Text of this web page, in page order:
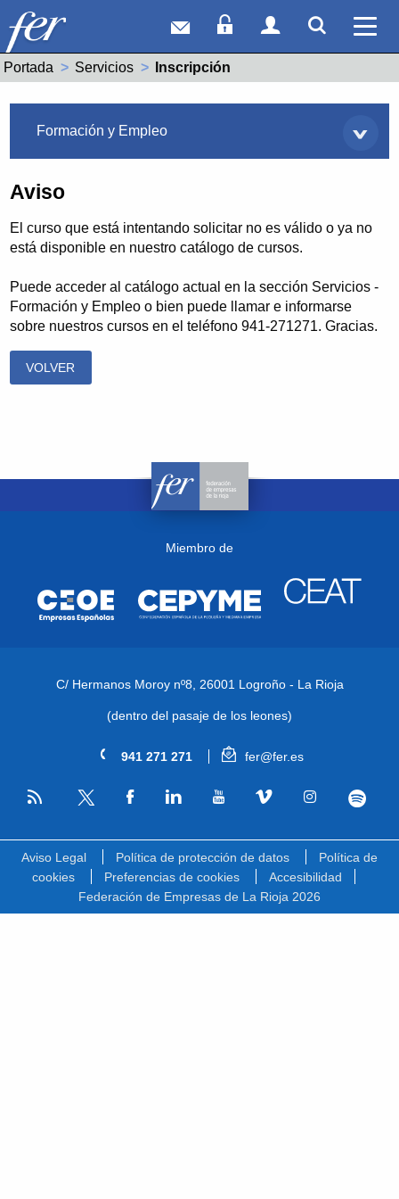
Correo webAcceso Socios
Acceso
Portada Servicios Actual:
Inscripción
Formación y Empleo
Aviso
El curso que está intentando solicitar no es válido o ya no
está disponible en nuestro catálogo de cursos.
Puede acceder al catálogo actual en la sección Servicios -
Formación y Empleo o bien puede llamar e informarse
sobre nuestros cursos en el teléfono 941-271271. Gracias.
VOLVER
Miembro de
C/ Hermanos Moroy nº8, 26001 Logroño - La Rioja
(dentro del pasaje de los leones)
941 271 271 fer@fer.es
RSS
Aviso Legal Política de protección de datos
Política de
cookies
Preferencias de cookies
Accesibilidad
Federación de Empresas de La Rioja 2026